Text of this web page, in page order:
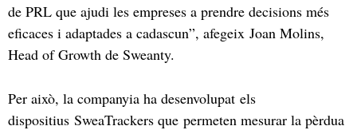
de PRL que ajudi les empreses a prendre decisions més
eficaces i adaptades a cadascun”, afegeix Joan Molins,
Head of Growth de Sweanty.
Per això, la companyia ha desenvolupat els
dispositius SweaTrackers que permeten mesurar la pèrdua